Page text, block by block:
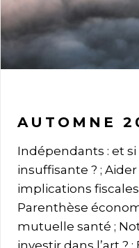
AUTOMNE
Indépendants : et
insuffisante ? ;
implications
Parenthèse
mutuelle santé ;